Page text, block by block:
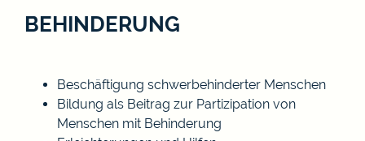
BEHINDERUNG
Beschäftigung schwerbehinderter Menschen
Bildung als Beitrag zur Partizipation von
Menschen mit Behinderung